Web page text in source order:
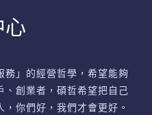
」的經營哲學，希望能夠
、創業者，碩哲希望把自己
你們好，我們才會更好。